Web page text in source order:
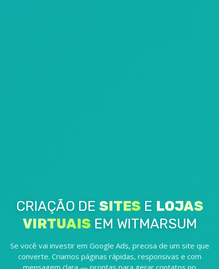
CRIAÇÃO DE SITES E LOJAS
VIRTUAIS EM WITMARSUM
Se você vai investir em Google Ads, precisa de um site que
converte. Criamos páginas rápidas, responsivas e com
mensagem clara — prontas para gerar contatos no